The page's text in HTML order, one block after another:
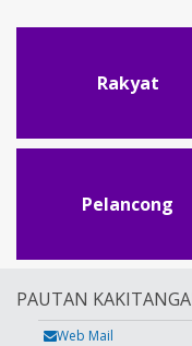
Rakyat
Pelancong
PAUTAN
Web Mail